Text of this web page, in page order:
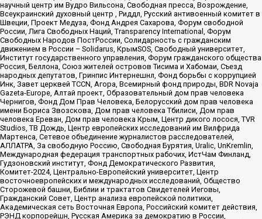
научный центр им Вудро Вильсона, Свободная пресса, Возрождение,
Всеукраинский духовный центр , Риддл, Русский антивоенный комитет в
Швеции, Проект Медуза, Фонд Андрея Сахарова, Форум свободной
России, Лига Свободных Наций, Transparеncy International, Форум
Свободных Народов ПостРоссии, Солидарность с гражданским
движением в России – Solidarus, КрымSOS, Свободный университет,
Институт государственного управления, Форум гражданского общества
Россия, Беллона, Союз жителей островов Тисима и Хабомаи, Съезд
народных депутатов, Гринпис Интернешнл, Фонд борьбы с коррупцией
Инк, Завет церквей TCCN, Агора, Всемирный фонд природы, BDR Novaja
Gazeta-Europe, Алтай проект, Образовательный дом прав человека
Чернигов, Фонд Дом Прав Человека, Белорусский дом прав человека
имени Бориса Звозскова, Дом прав человека Тбилиси, Дом прав
человека Ереван, Дом прав человека Крым, Центр дикого лосося, TVR
Studios, ТВ Дождь, Центр европейских исследований им Вилфрида
Мартенса, Сетевое объединение журналистов расследователей,
АЛЛАТРА, За свободную Россию, Свободная Бурятия, Uralic, UnKremlin,
Международная федерация транспортных рабочих, ИстЧам Финланд,
Гудзоновский институт, Фонд Демократического Развития,
Комитет-2024, Центрально-Европейский университет, Центр
восточноевропейских и международных исследований, Общество
Сторожевой башни, Библии и трактатов Свидетелей Иеговы,
Гражданский Совет, Центр анализа европейской политики,
Академическая сеть Восточная Европа, Российский комитет действия,
РЭНД корпорейшн, Русская Америка за демократию в России,